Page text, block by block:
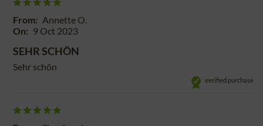
From: Annette O.
On: 9 Oct 2023
SEHR SCHÖN
Sehr schön
verified purchase